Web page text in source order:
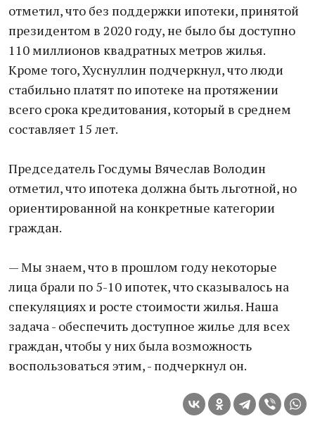
отметил, что без поддержки ипотеки, принятой
президентом в 2020 году, не было бы доступно
110 миллионов квадратных метров жилья.
Кроме того, Хуснуллин подчеркнул, что люди
стабильно платят по ипотеке на протяжении
всего срока кредитования, который в среднем
составляет 15 лет.
Председатель Госдумы Вячеслав Володин
отметил, что ипотека должна быть льготной, но
ориентированной на конкретные категории
граждан.
— Мы знаем, что в прошлом году некоторые
лица брали по 5-10 ипотек, что сказывалось на
спекуляциях и росте стоимости жилья. Наша
задача - обеспечить доступное жилье для всех
граждан, чтобы у них была возможность
воспользоваться этим, - подчеркнул он.